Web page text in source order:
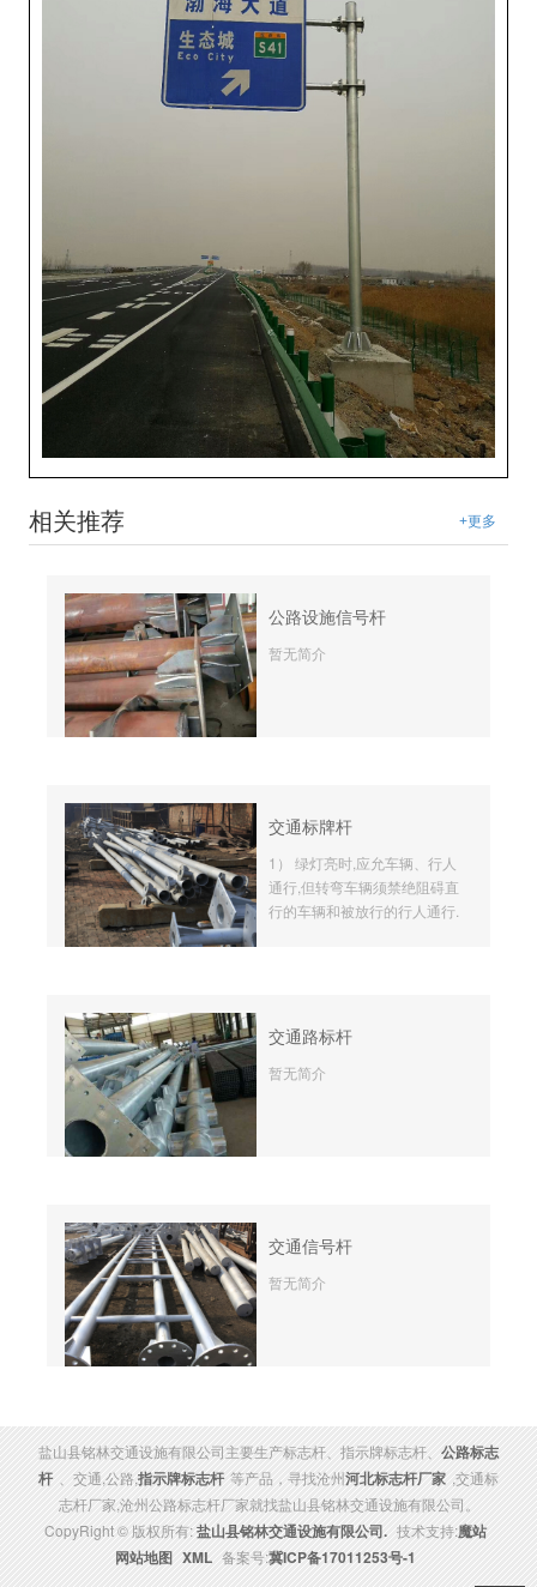
相关推荐 +更多
公路设施信号杆
暂无简介
交通标牌杆
1） 绿灯亮时,应允车辆、行人
通行,但转弯车辆须禁绝阻碍直
行的车辆和被放行的行人通行.
交通路标杆
暂无简介
交通信号杆
暂无简介
盐山县铭林交通设施有限公司主要生产标志杆、指示牌标志杆、 公路标志
杆
、交通,公路,指示牌标志杆 等产品，寻找沧州河北标志杆厂家 ,交通标
志杆厂家,沧州公路标志杆厂家就找盐山县铭林交通设施有限公司。
CopyRight © 版权所有:盐山县铭林交通设施有限公司. 技术支持:魔站
网站地图 XML 备案号:冀ICP备17011253号-1